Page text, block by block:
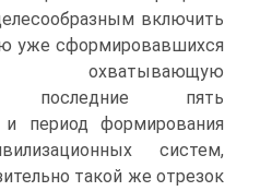
включить
уже сформировавшихся
охватывающую
послед­ние пять
период формирования
систем,
такой же отрезок